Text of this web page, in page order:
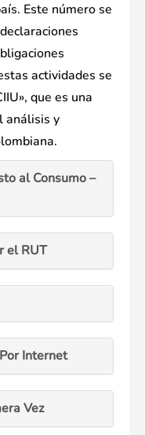
Este número se
actividades se
que es una
análisis y
al Consumo –
el RUT
Internet
Vez